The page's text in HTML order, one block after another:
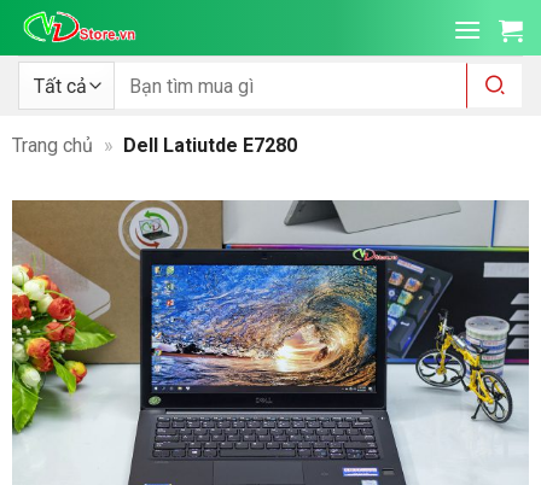
qua
dung
Tìm
kiếm:
Trang chủ » Dell Latiutde E7280